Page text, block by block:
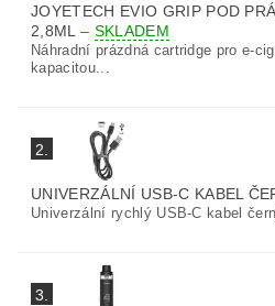
JOYETECH EVIO GRIP POD
2,8ML– SKLADEM
Náhradní prázdná cartridge pro e-
kapacitou...
2.
UNIVERZÁLNÍ USB-C KABEL
Univerzální rychlý USB-C kabel
3.